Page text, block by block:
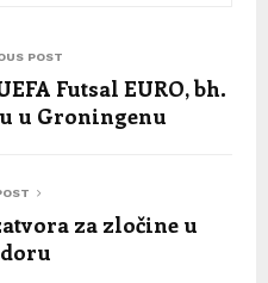
POST
Futsal EURO, bh.
u Groningenu
za zločine u